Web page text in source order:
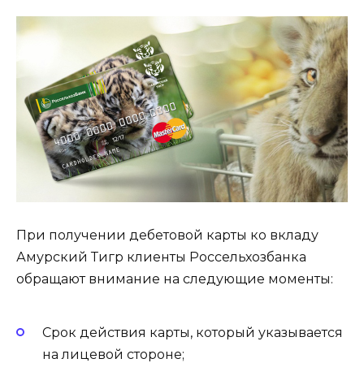
При получении дебетовой карты ко вкладу
Амурский Тигр клиенты Россельхозбанка
обращают внимание на следующие моменты:
Срок действия карты, который указывается
на лицевой стороне;